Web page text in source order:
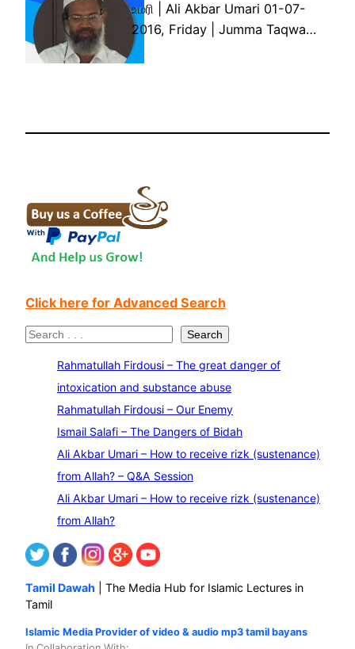
உமரி | Ali Akbar Umari 01-07-
2016, Friday | Jumma Taqwa…
Click here for Advanced Search
S
Search
Rahmatullah Firdousi – The great danger of
intoxication and substance abuse
Rahmatullah Firdousi – Our Enemy
Ismail Salafi – The Dangers of Bidah
Ali Akbar Umari – How to receive rizk (sustenance)
from Allah? – Q&A Session
Ali Akbar Umari – How to receive rizk (sustenance)
from Allah?
Tamil Dawah | The Media Hub for Islamic Lectures in
Tamil
Islamic Media Provider of video & audio mp3 tamil bayans